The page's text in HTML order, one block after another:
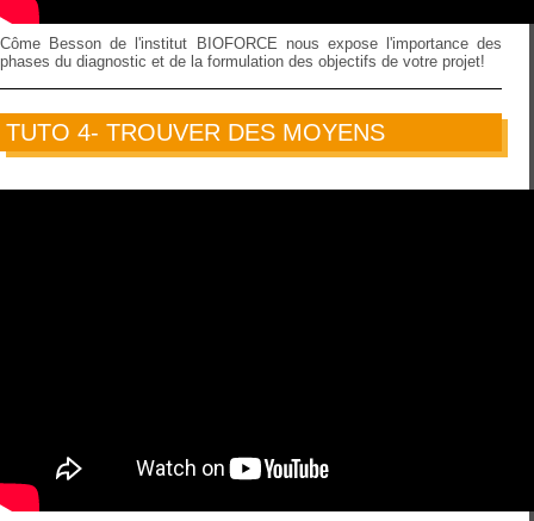
Côme Besson de l'institut BIOFORCE nous expose l'importance des
phases du diagnostic et de la formulation des objectifs de votre projet!
TUTO 4- TROUVER DES MOYENS